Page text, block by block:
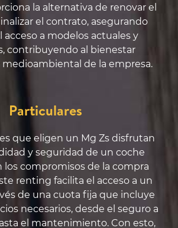
la alternativa de renovar el
el contrato, asegurando
acceso a modelos actuales y
contribuyendo al bienestar
de la empresa.
Particulares
que eligen un Mg Zs disfrutan
y seguridad de un coche
los compromisos de la compra
renting facilita el acceso a un
de una cuota fija que incluye
necesarios, desde el seguro a
el mantenimiento. Con esto,